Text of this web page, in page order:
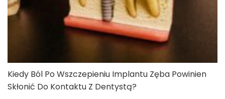
Kiedy Ból Po Wszczepieniu Implantu Zęba Powinien
Skłonić Do Kontaktu Z Dentystą?